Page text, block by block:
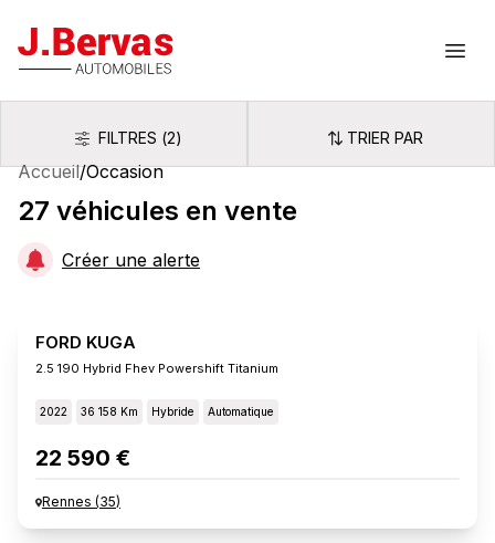
J.Bervas
FiltresFILTRES (2) Trier par
TRIER PAR
Accueil/Occasion
27 véhicules en vente
Créer une alerte
FORD KUGA
2.5 190 Hybrid Fhev Powershift Titanium
2022 36 158 Km Hybride Automatique
22 590 €
Rennes (35)